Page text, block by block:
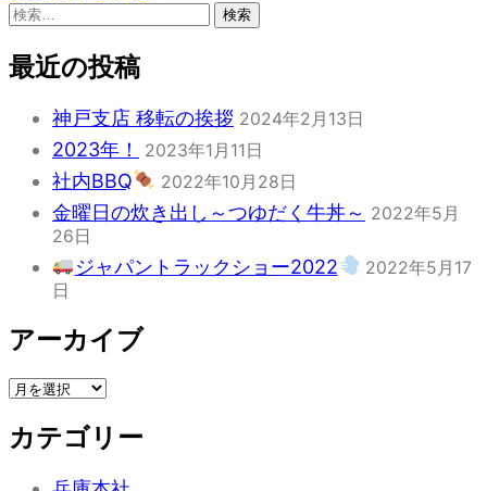
検
最近の投稿
神戸支店 移転の挨拶 2024年2月13日
2023年！ 2023年1月11日
社内BBQ 2022年10月28日
金曜日の炊き出し～つゆだく牛丼～ 2022年5月
26日
ジャパントラックショー2022
2022年5月17
日
アーカイブ
ア
カ
イ
カテゴリー